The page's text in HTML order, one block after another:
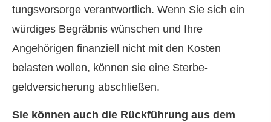
tungs­vor­sor­ge verantwortlich. Wenn Sie sich ein
würdiges Begräbnis wün­schen und Ihre
Angehörigen finanziell nicht mit den Kosten
belasten wollen, können sie eine Ster­be­
geldversicherung abschließen.
Sie können auch die Rückführung aus dem